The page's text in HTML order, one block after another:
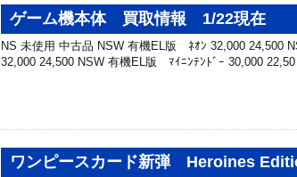
ゲーム機本体 買取情報 1/22現在
NS 未使用 中古品 NSW 有機EL版 ﾈｵﾝ 32,000 24,500
32,000 24,500 NSW 有機EL版 ﾏｲﾆﾝﾃﾝﾄﾞｰ 30,000 22,50
ワンピースカード新弾 Heroines